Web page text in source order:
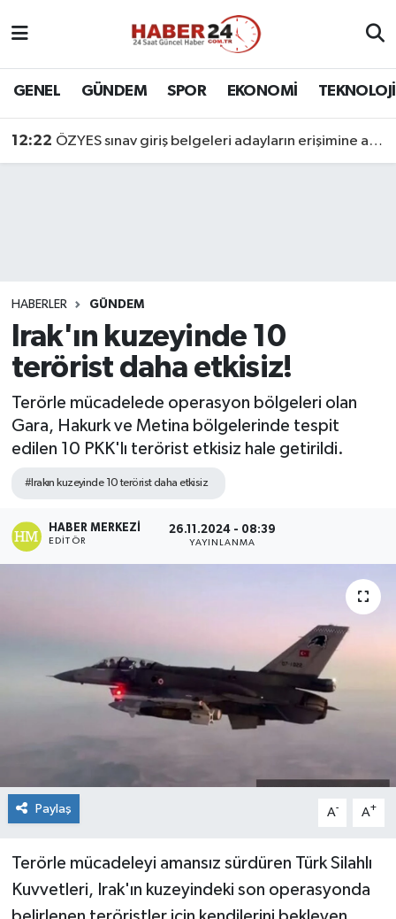
GENEL GÜNDEM SPOR EKONOMİ TEKNOLOJİ
12:22 ÖZYES sınav giriş belgeleri adayların erişimine açıldı
HABERLER GÜNDEM
Irak'ın kuzeyinde 10
terörist daha etkisiz!
Terörle mücadelede operasyon bölgeleri olan
Gara, Hakurk ve Metina bölgelerinde tespit
edilen 10 PKK'lı terörist etkisiz hale getirildi.
#Irakın kuzeyinde 10 terörist daha etkisiz
HABER MERKEZI
EDITÖR
26.11.2024 - 08:39
YAYINLANMA
Paylaş A- A+
Terörle mücadeleyi amansız sürdüren Türk Silahlı
Kuvvetleri, Irak'ın kuzeyindeki son operasyonda
Nöbetçi Eczaneler
Son Dakika Haberleri